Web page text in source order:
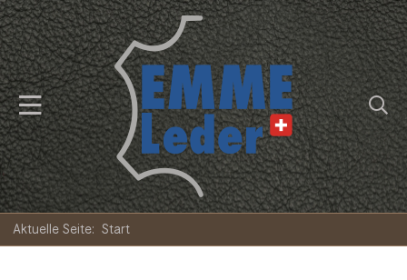
Aktuelle Seite: Start